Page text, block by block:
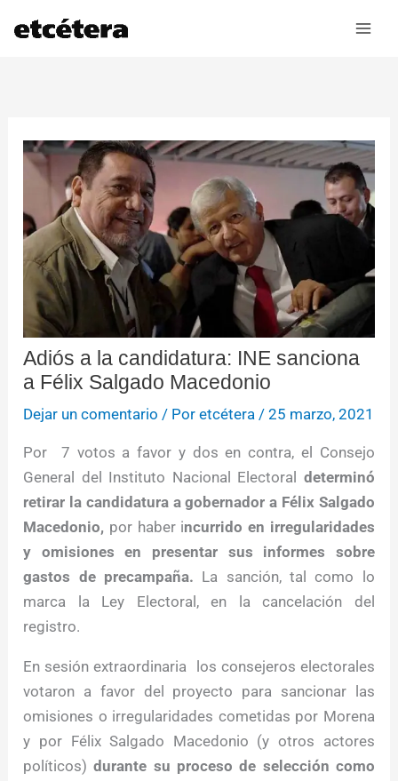
Adiós a la candidatura: INE sanciona
a Félix Salgado Macedonio
Dejar un comentario / Poretcétera /25 marzo, 2021
Por 7 votos a favor y dos en contra, el Consejo
General del Instituto Nacional Electoral determinó
retirar la candidatura a gobernador a Félix Salgado
Macedonio, por haber incurrido en irregularidades
y omisiones en presentar sus informes sobre
gastos de precampaña. La sanción, tal como lo
marca la Ley Electoral, en la cancelación del
registro.
En sesión extraordinaria los consejeros electorales
votaron a favor del proyecto para sancionar las
omisiones o irregularidades cometidas por Morena
y por Félix Salgado Macedonio (y otros actores
políticos)durante su proceso de selección como